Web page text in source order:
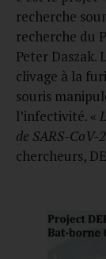
recherche
recherche du
Peter Daszak.
clivage à la
souris
l’infectivité. «
de SARS-CoV-2
chercheurs,